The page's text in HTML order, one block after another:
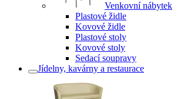
Venkovní nábytek
Plastové židle
Kovové židle
Plastové stoly
Kovové stoly
Sedací soupravy
Jídelny, kavárny a restaurace